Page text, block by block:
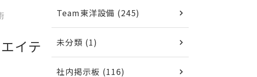
イテ
Team東洋設備 (245)
未分類 (1)
社内掲示板 (116)